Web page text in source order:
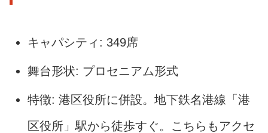
キャパシティ: 349席
舞台形状: プロセニアム形式
特徴: 港区役所に併設。地下鉄名港線「港
区役所」駅から徒歩すぐ。こちらもアクセ